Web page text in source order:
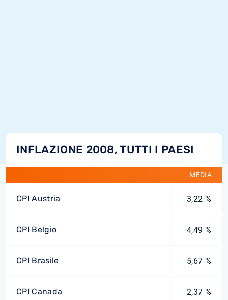
INFLAZIONE 2008, TUTTI I PAESI
MEDIA
CPI Austria 3,22 %
CPI Belgio 4,49 %
CPI Brasile 5,67 %
CPI Canada 2,37 %